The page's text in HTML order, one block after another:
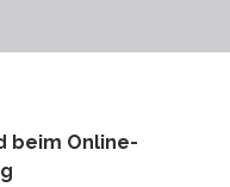
beim Online-